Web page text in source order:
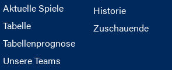
Aktuelle Spiele
Tabelle
Tabellenprognose
Unsere Teams
Historie
Zuschauende